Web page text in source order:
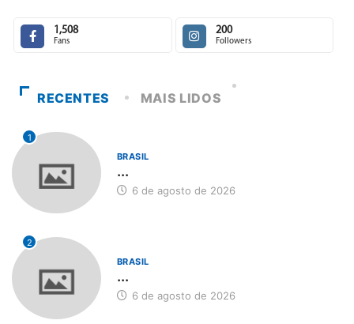
1,508
Fans
200
Followers
RECENTES MAIS LIDOS
1
BRASIL
...
6 de agosto de 2026
2
BRASIL
...
6 de agosto de 2026